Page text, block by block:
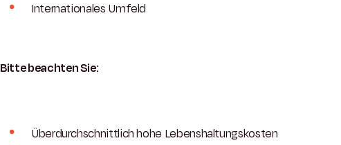
Internationales Umfeld
Bitte beachten Sie:
Überdurchschnittlich hohe Lebenshaltungskosten